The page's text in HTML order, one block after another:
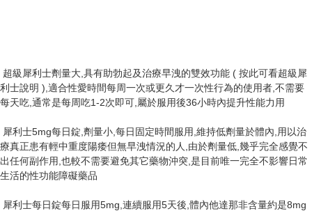
超級犀利士劑量大,具有助勃起及治療早洩的雙效功能 ( 按此可看超級犀
利士說明 ),適合性愛時間每周一次或更久才一次性行為的使用者,不需要
每天吃,通常是每周吃1-2次即可,屬於服用後36小時內提升性能力用
犀利士5mg每日錠,劑量小,每日固定時間服用,維持低劑量於體內,用以治
療真正患有輕中重度陽痿但無早洩情況的人,由於劑量低,幾乎完全感覺不
出任何副作用,也較不需要避免其它藥物沖突,是目前唯一完全不影響日常
生活的性功能障礙藥品
犀利士每日錠每日服用5mg,連續服用5天後,體內他達那非含量約是8mg